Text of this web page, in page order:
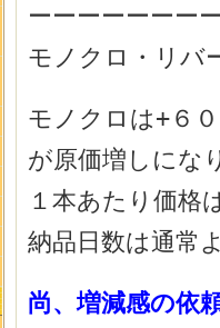
ーーーーーーー
モノクロ・リバ
モノクロは+６
が原価増しにな
１本あたり価格
納品日数は通常
尚、増減感の依